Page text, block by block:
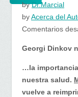
byDr.Marcial
byAcerca del
Comentarios
Georgi Dinkov
…la
nuestra salud.
vuelve a